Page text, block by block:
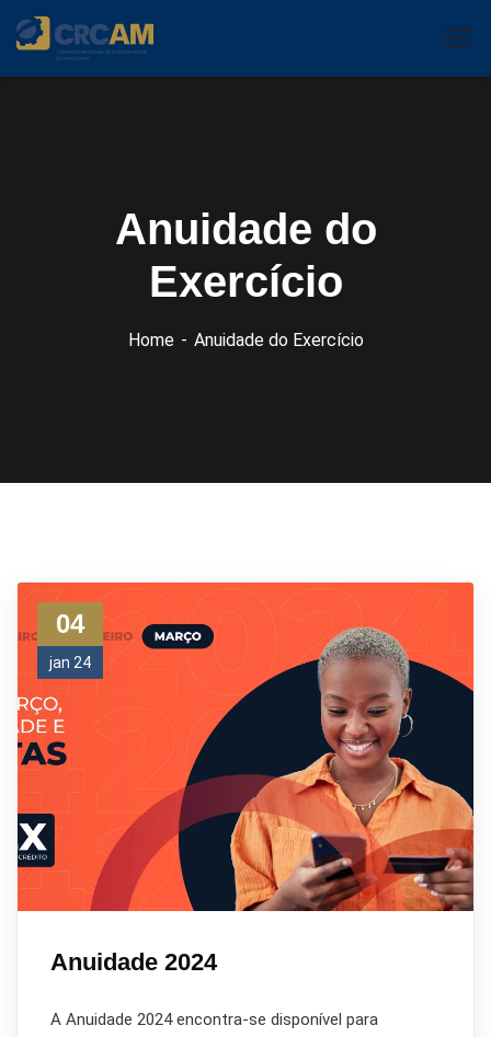
Anuidade do
Exercício
Home Anuidade do Exercício
04
jan 24
Anuidade 2024
A Anuidade 2024 encontra-se disponível para